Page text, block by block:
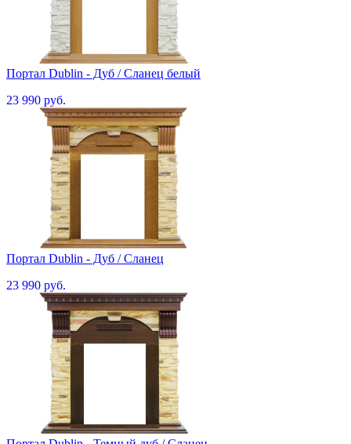
Портал Dublin - Дуб / Сланец белый
23 990 руб.
Портал Dublin - Дуб / Сланец
23 990 руб.